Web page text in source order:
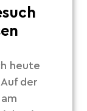
heute
der